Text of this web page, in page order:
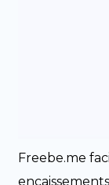
Freebe.me